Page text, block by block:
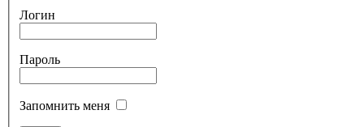
Логин
Пароль
Запомнить меня